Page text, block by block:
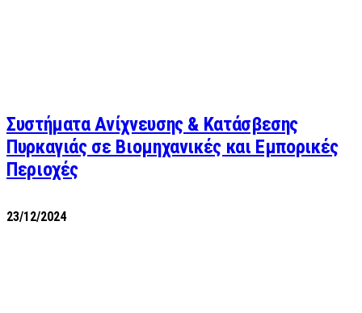
Συστήματα Ανίχνευσης & Κατάσβεσης
Πυρκαγιάς σε Βιομηχανικές και Εμπορικές
Περιοχές
23/12/2024